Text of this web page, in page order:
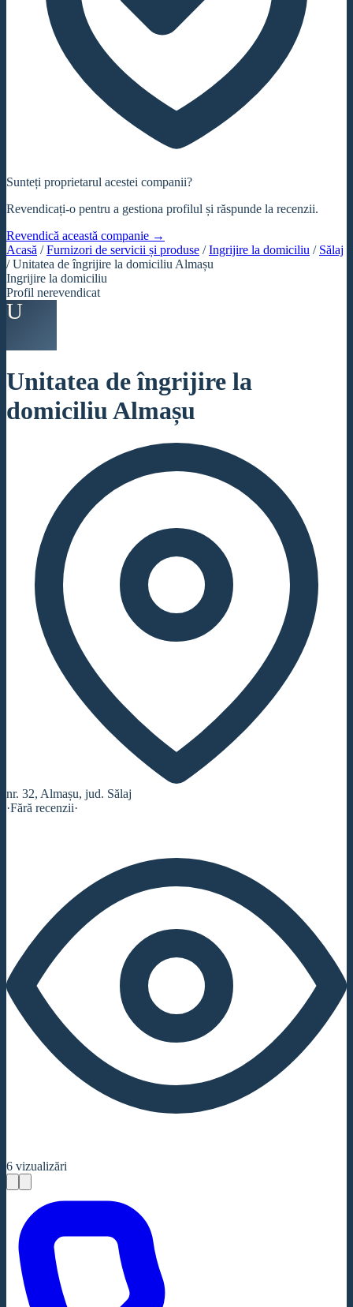
Sunteți proprietarul acestei companii?
Revendicați-o pentru a gestiona profilul și răspunde la recenzii.
Revendică această companie →
Acasă /Furnizori de servicii și produse /Ingrijire la domiciliu / Sălaj
/Unitatea de îngrijire la domiciliu Almașu
Ingrijire la domiciliu
Profil nerevendicat
U
Unitatea de îngrijire la
domiciliu Almașu
nr. 32, Almașu, jud. Sălaj
·Fără recenzii·
6 vizualizări